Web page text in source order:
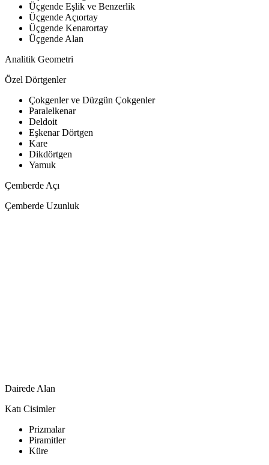
Üçgende Eşlik ve Benzerlik
Üçgende Açıortay
Üçgende Kenarortay
Üçgende Alan
Analitik Geometri
Özel Dörtgenler
Çokgenler ve Düzgün Çokgenler
Paralelkenar
Deldoit
Eşkenar Dörtgen
Kare
Dikdörtgen
Yamuk
Çemberde Açı
Çemberde Uzunluk
Dairede Alan
Katı Cisimler
Prizmalar
Piramitler
Küre